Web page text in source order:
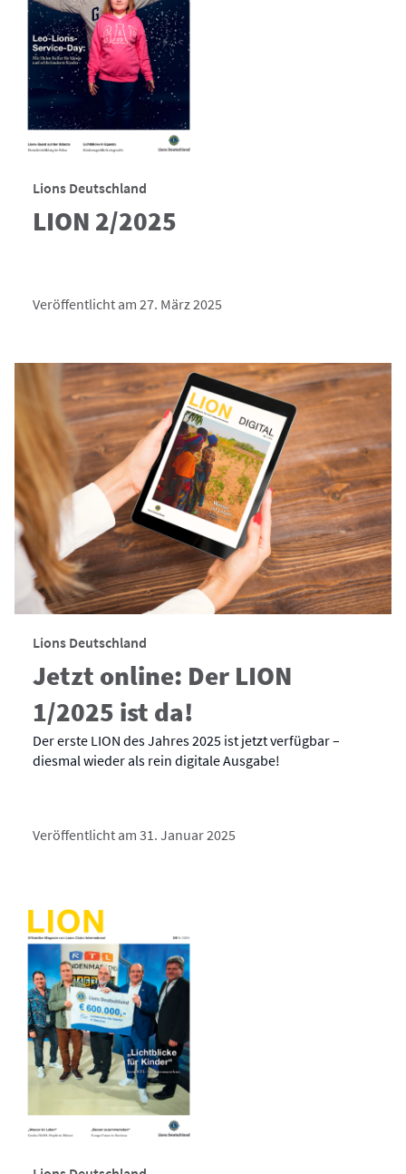
Lions Deutschland
LION 2/2025
Veröffentlicht am 27. März 2025
Lions Deutschland
Jetzt online: Der LION
1/2025 ist da!
Der erste LION des Jahres 2025 ist jetzt verfügbar –
diesmal wieder als rein digitale Ausgabe!
Veröffentlicht am 31. Januar 2025